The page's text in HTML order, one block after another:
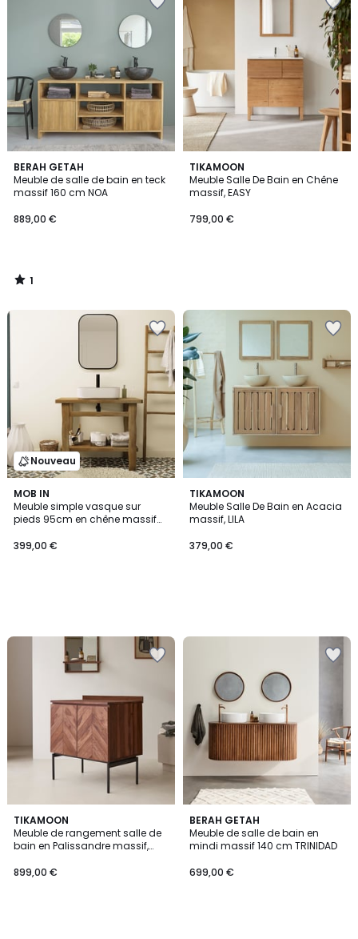
BERAH GETAH
Meuble de salle de bain en teck
massif 160 cm NOA
889,00 €
1
/
5
1
/
TIKAMOON
Meuble Salle De Bain en Chêne
massif, EASY
799,00 €
Nouveau
MOB IN
Meuble simple vasque sur
pieds 95cm en chêne massif
399,00 €
TIKAMOON
Meuble Salle De Bain en Acacia
massif, LILA
379,00 €
TIKAMOON
Meuble de rangement salle de
bain en Palissandre massif,
899,00 €
BERAH GETAH
Meuble de salle de bain en
mindi massif 140 cm TRINIDAD
699,00 €